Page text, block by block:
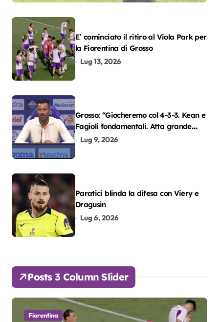
E’ cominciato il ritiro al Viola Park per
la Fiorentina di Grosso
Lug 13, 2026
Grosso: “Giocheremo col 4-3-3. Kean e
Fagioli fondamentali. Atta grande
colpo”
Lug 9, 2026
Paratici blinda la difesa con Viery e
Dragusin
Lug 6, 2026
Posts 3 Column Slider
Fiorentina